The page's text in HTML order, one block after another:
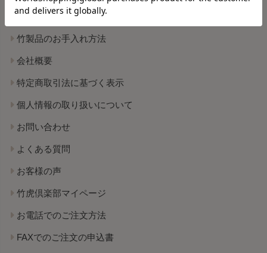
ギフトについて
竹製品のお手入れ方法
会社概要
特定商取引法に基づく表示
個人情報の取り扱いについて
お問い合わせ
よくある質問
お客様の声
竹虎倶楽部マイページ
お電話でのご注文方法
FAXでのご注文の申込書